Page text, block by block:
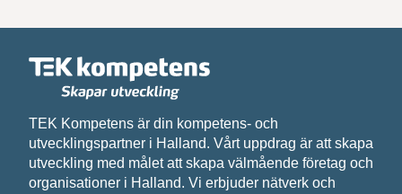
TEK Kompetens är din kompetens- och
utvecklingspartner i Halland. Vårt uppdrag är att skapa
utveckling med målet att skapa välmående företag och
organisationer i Halland. Vi erbjuder nätverk och
önskemål, så återkommer vi med svar.
Förnamn*
Efternamn*